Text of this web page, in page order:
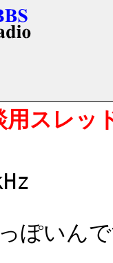
用スレッ
ぽいん